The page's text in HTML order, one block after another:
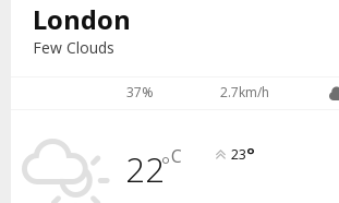
London
Few Clouds
37% 2.7km/h
22°C 23°